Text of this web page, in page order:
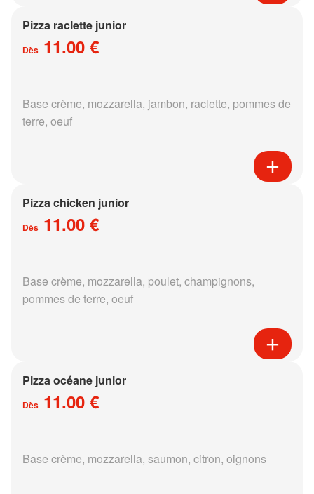
Pizza raclette junior
Dès 11.00 €
Base crème, mozzarella, jambon, raclette, pommes de
terre, oeuf
Pizza chicken junior
Dès 11.00 €
Base crème, mozzarella, poulet, champignons,
pommes de terre, oeuf
Pizza océane junior
Dès 11.00 €
Base crème, mozzarella, saumon, citron, oignons